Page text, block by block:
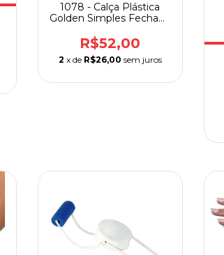
1078 - Calça Plástica
Golden Simples Fechada
R$52,00
2 x de R$26,00 sem juros